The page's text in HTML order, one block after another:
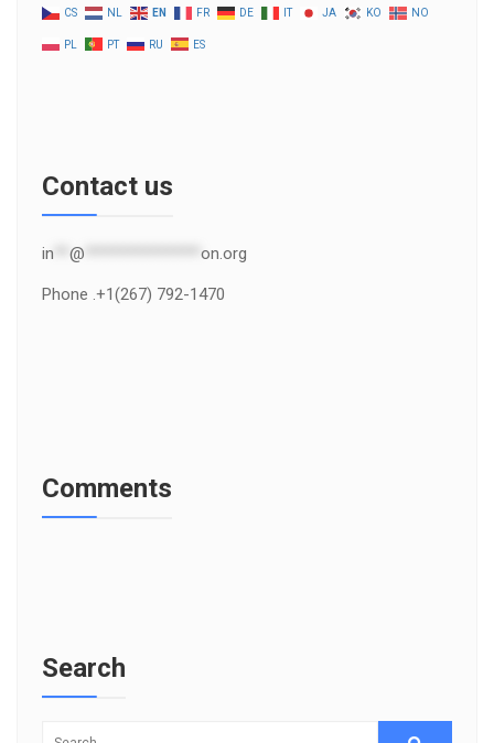
CS NL EN FR DE IT JA KO NO
PL PT RU ES
Contact us
in @ on.org
Phone .+1(267) 792-1470
Comments
Search